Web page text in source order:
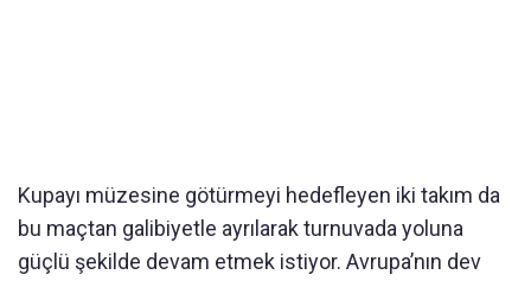
Kupayı müzesine götürmeyi hedefleyen iki takım da
bu maçtan galibiyetle ayrılarak turnuvada yoluna
güçlü şekilde devam etmek istiyor. Avrupa’nın dev